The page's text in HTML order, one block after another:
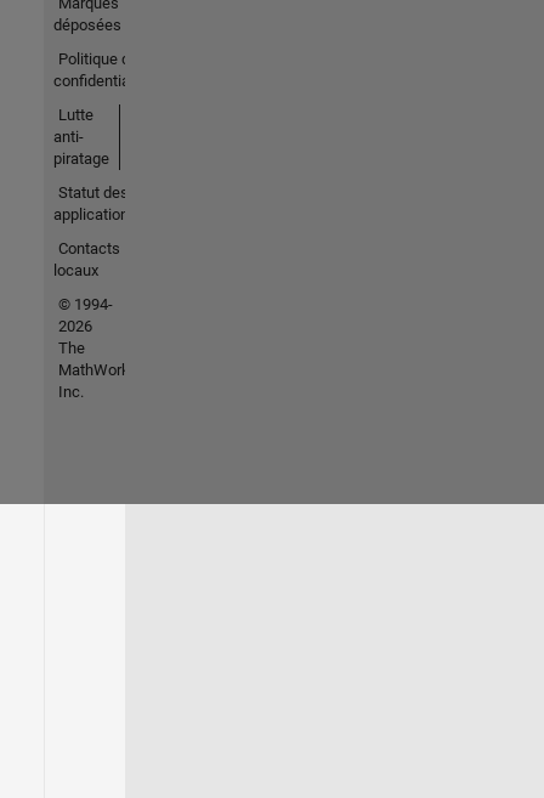
déposées
Politique de
confidentialité
Lutte
anti-
piratage
Statut des
applications
Contacts
locaux
© 1994-
2026
The
MathWorks,
Inc.